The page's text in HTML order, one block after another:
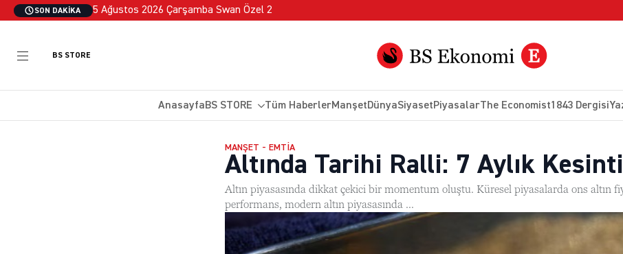
SON DAKIKA 5 Ağustos 2026 Çarşamba Swan Özel 2
BS STORE
AnasayfaBS STORE Tüm HaberlerManşetDünyaSiyasetPiyasalarThe Economist1843 Dergisi
MANŞET - EMTIA
Altında Tarihi Ralli: 7 Aylık
Altın piyasasında dikkat çekici bir momentum oluştu. Küresel piyasalarda ons altın
performans, modern altın piyasasında ...